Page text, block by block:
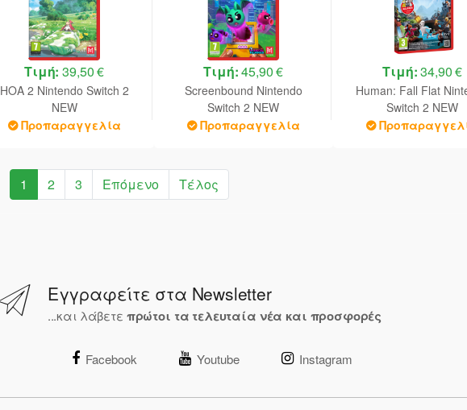
Τιμή:39,50 €
ΗΟΑ 2 Nintendo Switch 2
NEW
Προπαραγγελία
Τιμή:45,90 €
Screenbound Nintendo
Switch 2 NEW
Προπαραγγελία
Τιμή:34,90 €
Human: Fall Flat
Switch 2 NEW
1 2 3 Επόμενο Τέλος
Εγγραφείτε στα Newsletter
...και λάβετε πρώτοι τα τελευταία νέα και προσφορές
Facebook Youtube Instagram